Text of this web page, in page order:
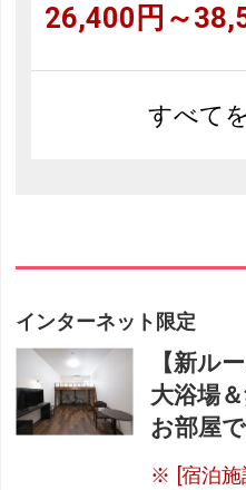
26,400円～
すべて
インターネット限定
【新ル
大浴場
お部屋
[宿泊